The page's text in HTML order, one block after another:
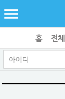
홈 전체